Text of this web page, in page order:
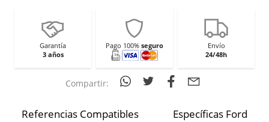
Garantía
3 años
Pago 100% seguro
Envío
24/48h
Compartir:
Referencias Compatibles Específicas Ford